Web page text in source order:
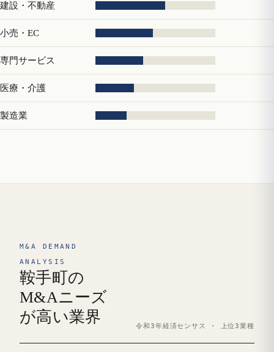
建設・不動産
小売・EC
専門サービス
医療・介護
製造業
M&A DEMAND
ANALYSIS
鞍手町の
M&Aニーズ
が高い業界
令和3年経済センサス · 上位3業種